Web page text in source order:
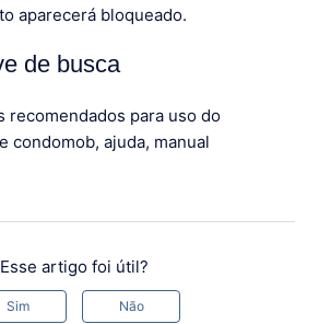
aparecerá bloqueado.
de busca
recomendados para uso do
condomob, ajuda, manual
Esse artigo foi útil?
Sim Não